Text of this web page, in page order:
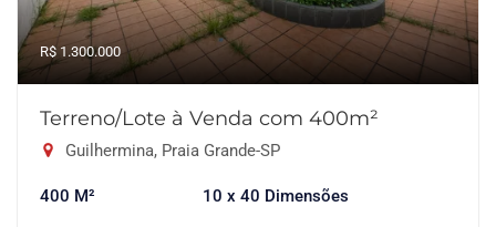
R$ 1.300.000
Terreno/Lote à Venda com 400m²
Guilhermina, Praia Grande-SP
400 M² 10 x 40 Dimensões